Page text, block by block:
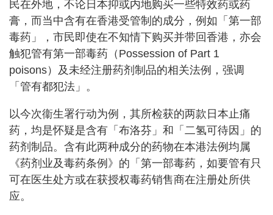
民在外地，不论日本抑或内地购买一些特效药或药
膏，而当中含有在香港受管制的成分，例如「第一部
毒药」，市民即使在不知情下购买并带回香港，亦会
触犯管有第一部毒药（Possession of Part 1
poisons）及未经注册药剂制品的相关法例，强调
「管有都犯法」。
以今次衞生署行动为例，其所检获的两款日本止痛
药，均是怀疑是含有「布洛芬」和「二氢可待因」的
药剂制品。含有此两种成分的药物在本港法例均属
《药剂业及毒药条例》的「第一部毒药，如要管有只
可在医生处方或在获授权毒药销售商在注册处所供
应。